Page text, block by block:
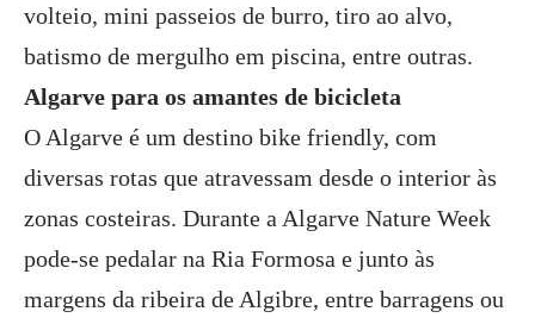
volteio, mini passeios de burro, tiro ao alvo,
batismo de mergulho em piscina, entre outras.
Algarve para os amantes de bicicleta
O Algarve é um destino bike friendly, com
diversas rotas que atravessam desde o interior às
zonas costeiras. Durante a Algarve Nature Week
pode-se pedalar na Ria Formosa e junto às
margens da ribeira de Algibre, entre barragens ou